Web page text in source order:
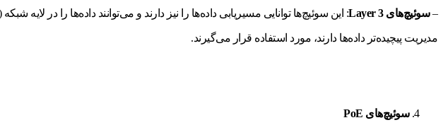
–سوئیچ‌های Layer 3
مدیریت پیچیده‌تر داده‌ها دارند، مورد استفاده قرار می‌گیرند.
سوئیچ‌های PoE